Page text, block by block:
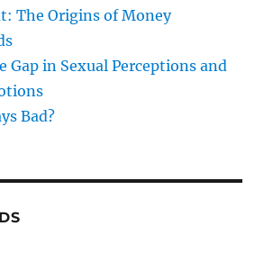
The Origins of Money
Gap in Sexual Perceptions and
Bad?